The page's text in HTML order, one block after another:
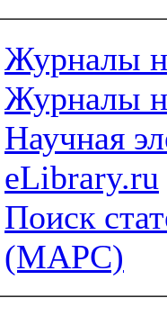
Журналы
Журналы
Научная
eLibrary.ru
Поиск
(МАРС)